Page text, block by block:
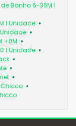
Banho 6-36M 1
1 Unidade
+0M
1 Unidade
Chicco